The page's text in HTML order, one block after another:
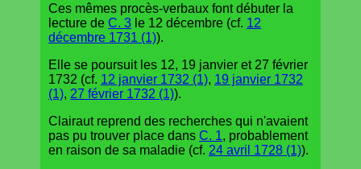
Ces mêmes procès-verbaux font débuter la
lecture de C. 3 le 12 décembre (cf. 12
décembre 1731 (1)).
Elle se poursuit les 12, 19 janvier et 27 février
1732 (cf. 12 janvier 1732 (1), 19 janvier 1732
(1), 27 février 1732 (1)).
Clairaut reprend des recherches qui n'avaient
pas pu trouver place dans C. 1, probablement
en raison de sa maladie (cf. 24 avril 1728 (1)).